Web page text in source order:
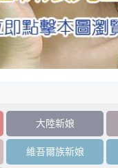
大陸新娘
維吾爾族新娘